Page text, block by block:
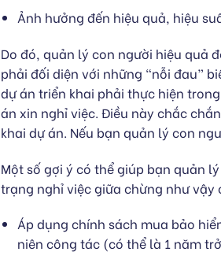
Ảnh hưởng đến hiệu quả, hiệu
Do đó, quản lý con người hiệu quả
phải đối diện với những “nỗi đau”
dự án triển khai phải thực hiện
án xin nghỉ việc. Điều này chắc
khai dự án. Nếu bạn quản lý con
Một số gợi ý có thể giúp bạn quản
trạng nghỉ việc giữa chừng như vậy
Áp dụng chính sách mua bảo
niên công tác (có thể là 1 năm